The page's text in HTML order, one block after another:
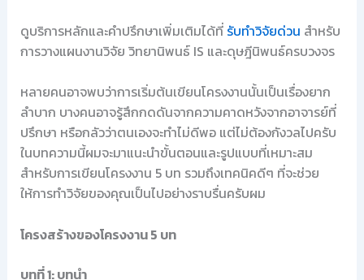
ดูบริการหลักและคำปรึกษาเพิ่มเติมได้ที่ รับทำวิจัยด่วน สำหรับ
การวางแผนงานวิจัย วิทยานิพนธ์ IS และดุษฎีนิพนธ์ครบวงจร
หลายคนอาจพบว่าการเริ่มต้นเขียนโครงงานนั้นเป็นเรื่องยาก
ลำบาก บางคนอาจรู้สึกกดดันจากความคาดหวังจากอาจารย์ที่
ปรึกษา หรือกลัวว่าตนเองจะทำไม่ดีพอ แต่ไม่ต้องกังวลไปครับ
ในบทความนี้ผมจะมาแนะนำขั้นตอนและรูปแบบที่เหมาะสม
สำหรับการเขียนโครงงาน 5 บท รวมถึงเทคนิคดีๆ ที่จะช่วย
ให้การทำวิจัยของคุณเป็นไปอย่างราบรื่นครับผม
โครงสร้างของโครงงาน 5 บท
บทที่ 1: บทนำ